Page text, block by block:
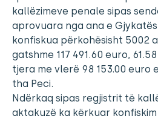
kallëzimeve penale sipas
aprovuara nga ana e
konfiskua përkohësisht 5002
gatshme 117 491.60 euro,
tjera me vlerë 98 153.00 euro
tha Peci.
Ndërkaq sipas regjistrit të
aktakuzë ka kërkuar